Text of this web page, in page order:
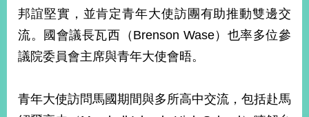
國
家
與
區
邦誼堅實，並肯定青年大使訪團有助推動雙邊交
流。國會議長瓦西（Brenson Wase）也率多位參
議院委員會主席與青年大使會晤。
青年大使訪問馬國期間與多所高中交流，包括赴馬